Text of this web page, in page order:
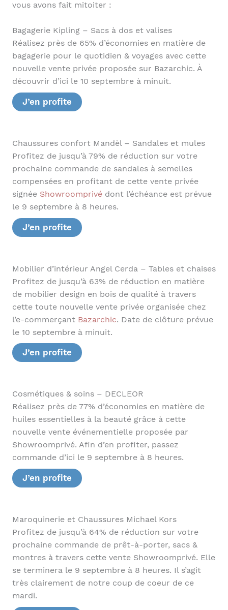
vous avons fait mitoiter :
Bagagerie Kipling – Sacs à dos et valises
Réalisez près de 65% d’économies en matière de
bagagerie pour le quotidien & voyages avec cette
nouvelle vente privée proposée sur Bazarchic. À
découvrir d’ici le 10 septembre à minuit.
J’en profite
Chaussures confort Mandèl – Sandales et mules
Profitez de jusqu’à 79% de réduction sur votre
prochaine commande de sandales à semelles
compensées en profitant de cette vente privée
signée Showroomprivédont l’échéance est prévue
le 9 septembre à 8 heures.
J’en profite
Mobilier d’intérieur Angel Cerda – Tables et chaises
Profitez de jusqu’à 63% de réduction en matière
de mobilier design en bois de qualité à travers
cette toute nouvelle vente privée organisée chez
l’e-commerçant Bazarchic. Date de clôture prévue
le 10 septembre à minuit.
J’en profite
Cosmétiques & soins – DECLEOR
Réalisez près de 77% d’économies en matière de
huiles essentielles à la beauté grâce à cette
nouvelle vente événementielle proposée par
Showroomprivé. Afin d’en profiter, passez
commande d’ici le 9 septembre à 8 heures.
J’en profite
Maroquinerie et Chaussures Michael Kors
Profitez de jusqu’à 64% de réduction sur votre
prochaine commande de prêt-à-porter, sacs &
montres à travers cette vente Showroomprivé. Elle
se terminera le 9 septembre à 8 heures. Il s’agit
très clairement de notre coup de coeur de ce
mardi.